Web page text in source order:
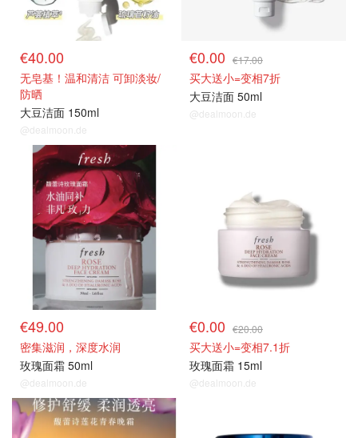
€40.00
无皂基！温和清洁 可卸淡妆/
防晒
大豆洁面 150ml
@dealmoon.de
€0.00 €17.00
买大送小=变相7折
大豆洁面 50ml
@dealmoon.de
€49.00
密集滋润，深度水润
玫瑰面霜 50ml
@dealmoon.de
€0.00 €20.00
买大送小=变相7.1折
玫瑰面霜 15ml
@dealmoon.de